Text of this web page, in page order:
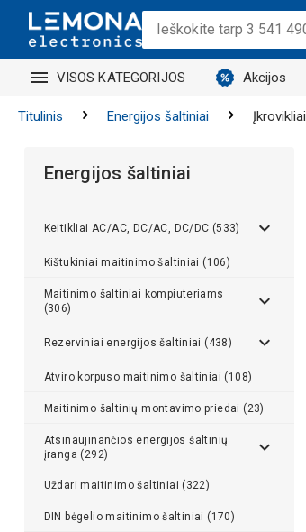
VISOS KATEGORIJOS Akcijos
Titulinis Energijos šaltiniai Įkrovikliai
Energijos šaltiniai
Keitikliai AC/AC, DC/AC, DC/DC (533)
Kištukiniai maitinimo šaltiniai (106)
Maitinimo šaltiniai kompiuteriams
(306)
Rezerviniai energijos šaltiniai (438)
Atviro korpuso maitinimo šaltiniai (108)
Maitinimo šaltinių montavimo priedai (23)
Atsinaujinančios energijos šaltinių
įranga (292)
Uždari maitinimo šaltiniai (322)
DIN bėgelio maitinimo šaltiniai (170)